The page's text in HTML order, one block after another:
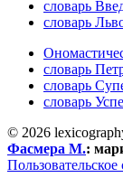
словарь
словарь
словарь
словарь
словарь
© 2026
Фасмера М.: